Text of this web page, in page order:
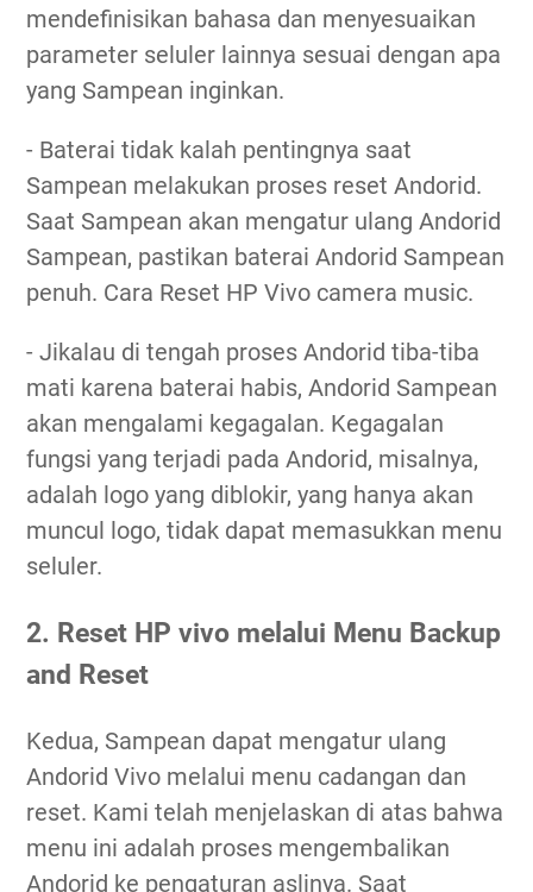
mendefinisikan bahasa dan menyesuaikan
parameter seluler lainnya sesuai dengan apa
yang Sampean inginkan.
- Baterai tidak kalah pentingnya saat
Sampean melakukan proses reset Andorid.
Saat Sampean akan mengatur ulang Andorid
Sampean, pastikan baterai Andorid Sampean
penuh. Cara Reset HP Vivo camera music.
- Jikalau di tengah proses Andorid tiba-tiba
mati karena baterai habis, Andorid Sampean
akan mengalami kegagalan. Kegagalan
fungsi yang terjadi pada Andorid, misalnya,
adalah logo yang diblokir, yang hanya akan
muncul logo, tidak dapat memasukkan menu
seluler.
2. Reset HP vivo melalui Menu Backup
and Reset
Kedua, Sampean dapat mengatur ulang
Andorid Vivo melalui menu cadangan dan
reset. Kami telah menjelaskan di atas bahwa
menu ini adalah proses mengembalikan
Andorid ke pengaturan aslinya. Saat